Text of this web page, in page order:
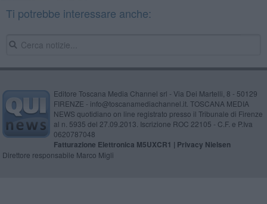
Ti potrebbe interessare anche:
Editore Toscana Media Channel srl - Via Dei Martelli, 8 - 50129
FIRENZE - info@toscanamediachannel.it. TOSCANA MEDIA
NEWS quotidiano on line registrato presso il Tribunale di Firenze
al n. 5935 del 27.09.2013. Iscrizione ROC 22105 - C.F. e P.Iva
0620787048
Fatturazione Elettronica M5UXCR1 | Privacy Nielsen
Direttore responsabile Marco Migli